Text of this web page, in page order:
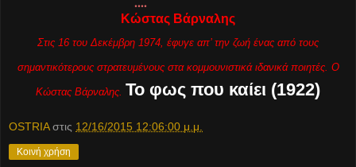
Κώστας Βάρναλης
Στις 16 του Δεκέμβρη 1974, έφυγε απ’ την ζωή ένας από τους
σημαντικότερους στρατευμένους στα κομμουνιστικά ιδανικά ποιητές. Ο
Κώστας Βάρναλης. Το φως που καίει (1922)
OSTRIA στις 12/16/2015 12:06:00 μ.μ.
Κοινή χρήση